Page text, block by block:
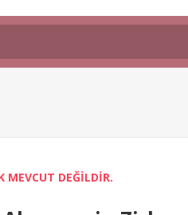
MEVCUT DEĞİLDİR.